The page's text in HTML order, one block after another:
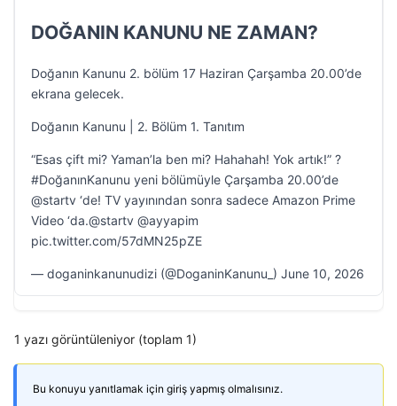
DOĞANIN KANUNU NE ZAMAN?
Doğanın Kanunu 2. bölüm 17 Haziran Çarşamba 20.00’de
ekrana gelecek.
Doğanın Kanunu | 2. Bölüm 1. Tanıtım
“Esas çift mi? Yaman’la ben mi? Hahahah! Yok artık!” ?
#DoğanınKanunu yeni bölümüyle Çarşamba 20.00’de
@startv ‘de! TV yayınından sonra sadece Amazon Prime
Video ‘da.@startv @ayyapim
pic.twitter.com/57dMN25pZE
— doganinkanunudizi (@DoganinKanunu_) June 10, 2026
1 yazı görüntüleniyor (toplam 1)
Bu konuyu yanıtlamak için giriş yapmış olmalısınız.